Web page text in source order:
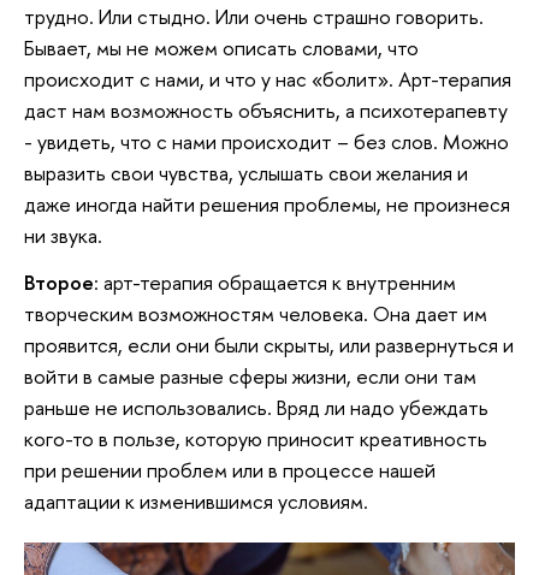
трудно. Или стыдно. Или очень страшно говорить.
Бывает, мы не можем описать словами, что
происходит с нами, и что у нас «болит». Арт-терапия
даст нам возможность объяснить, а психотерапевту
- увидеть, что с нами происходит – без слов. Можно
выразить свои чувства, услышать свои желания и
даже иногда найти решения проблемы, не произнеся
ни звука.
Второе: арт-терапия обращается к внутренним
творческим возможностям человека. Она дает им
проявится, если они были скрыты, или развернуться и
войти в самые разные сферы жизни, если они там
раньше не использовались. Вряд ли надо убеждать
кого-то в пользе, которую приносит креативность
при решении проблем или в процессе нашей
адаптации к изменившимся условиям.